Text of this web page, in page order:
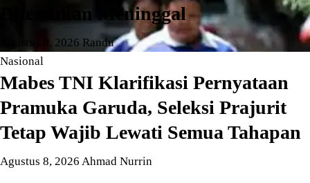
Ditemukan Meninggal
Agustus 8, 2026 Randu
Nasional
Mabes TNI Klarifikasi Pernyataan
Pramuka Garuda, Seleksi Prajurit
Tetap Wajib Lewati Semua Tahapan
Agustus 8, 2026 Ahmad Nurrin